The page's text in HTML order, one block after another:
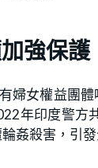
強保護
婦女權益團
年印度警方
姦殺害，引